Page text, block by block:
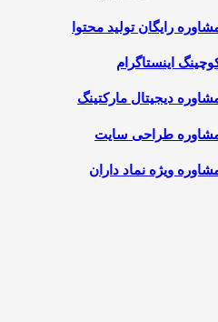
رایگان تولید محتوا
اینستاگرام
دیجیتال مارکتینگ
طراحی سایت
ویژه نماد داران